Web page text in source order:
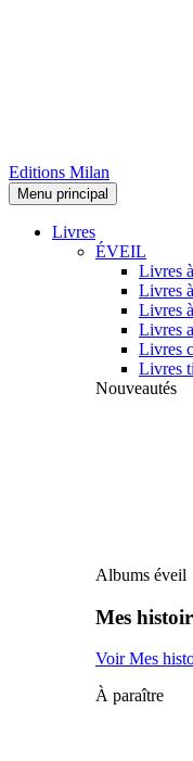
Editions Milan
Menu principal
Livres
ÉVEIL
Livres
Livres
Livres
Livres
Livres
Livres
Nouveautés
Albums éveil
Mes
Voir Mes
À paraître